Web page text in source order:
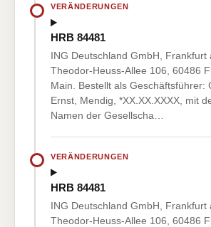
VERÄNDERUNGEN
HRB 84481
ING Deutschland GmbH, Frankfurt
Theodor-Heuss-Allee 106, 60486
Main. Bestellt als Geschäftsführer:
Ernst, Mendig, *XX.XX.XXXX, mit
Namen der Gesellscha…
VERÄNDERUNGEN
HRB 84481
ING Deutschland GmbH, Frankfurt
Theodor-Heuss-Allee 106, 60486